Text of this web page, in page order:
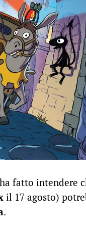
fatto intendere
il 17 agosto)
.